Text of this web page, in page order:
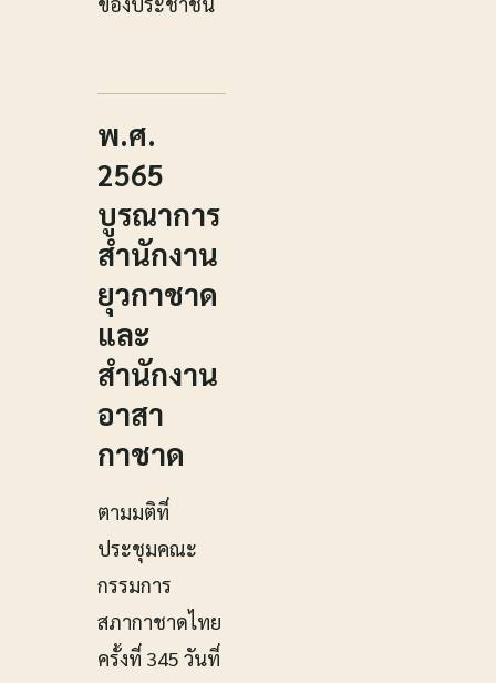
พ.ศ.
2565
บูรณาการ
สำนักงาน
ยุวกาชาด
และ
สำนักงาน
อาสา
กาชาด
ตามมติที่
ประชุมคณะ
กรรมการ
สภากาชาดไทย
ครั้งที่ 345 วันที่